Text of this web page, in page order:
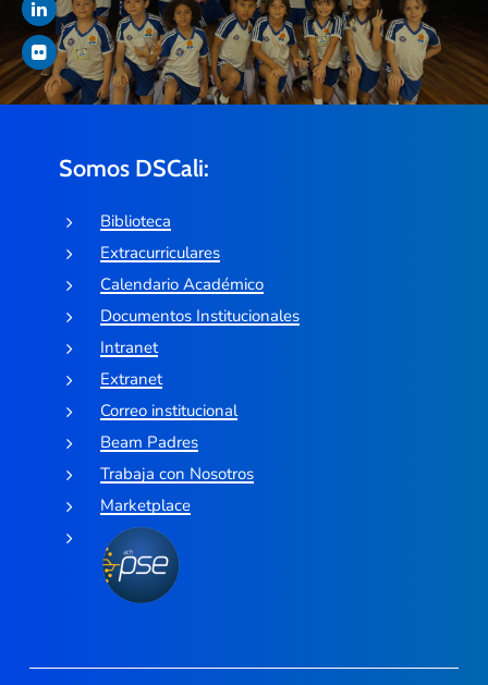
Somos DSCali:
Biblioteca
Extracurriculares
Calendario Académico
Documentos Institucionales
Intranet
Extranet
Correo institucional
Beam Padres
Trabaja con Nosotros
Marketplace